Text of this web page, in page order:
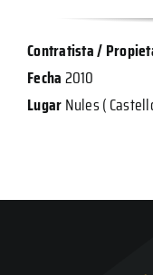
Contratista /
Fecha2010
LugarNules (